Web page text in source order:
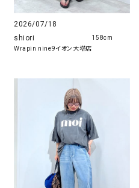
2026/07/18
shiori
Wrapin nine9イオン大塔店
158cm